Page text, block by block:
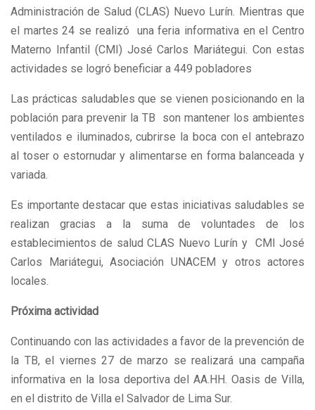
Administración de Salud (CLAS) Nuevo Lurín. Mientras que
el martes 24 se realizó una feria informativa en el Centro
Materno Infantil (CMI) José Carlos Mariátegui. Con estas
actividades se logró beneficiar a 449 pobladores
Las prácticas saludables que se vienen posicionando en la
población para prevenir la TB son mantener los ambientes
ventilados e iluminados, cubrirse la boca con el antebrazo
al toser o estornudar y alimentarse en forma balanceada y
variada.
Es importante destacar que estas iniciativas saludables se
realizan gracias a la suma de voluntades de los
establecimientos de salud CLAS Nuevo Lurín y CMI José
Carlos Mariátegui, Asociación UNACEM y otros actores
locales.
Próxima actividad
Continuando con las actividades a favor de la prevención de
la TB, el viernes 27 de marzo se realizará una campaña
informativa en la losa deportiva del AA.HH. Oasis de Villa,
en el distrito de Villa el Salvador de Lima Sur.